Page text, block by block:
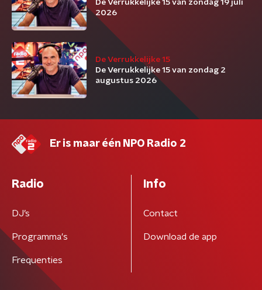
De Verrukkelijke 15 van zondag 19 juli
2026
De Verrukkelijke 15
De Verrukkelijke 15 van zondag 2
augustus 2026
Er is maar één NPO Radio 2
Radio
DJ’s
Programma's
Frequenties
Info
Contact
Download de app